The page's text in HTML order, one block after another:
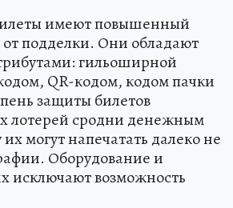
имеют повышенный
подделки. Они обладают
гильоширной
QR-кодом, кодом пачки
защиты билетов
лотерей сродни денежным
могут напечатать далеко не
Оборудование и
исключают возможность